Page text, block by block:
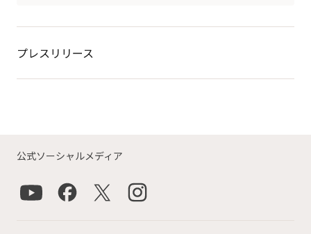
プレスリリース
公式ソーシャルメディア